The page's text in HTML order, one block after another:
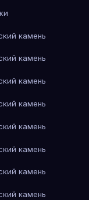
камень
камень
камень
камень
камень
камень
камень
камень